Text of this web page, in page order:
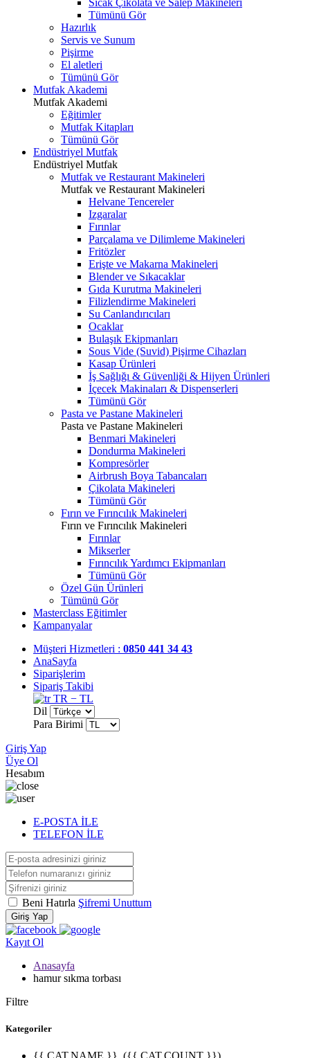
Sıcak Çikolata ve Salep Makineleri
Tümünü Gör
Hazırlık
Servis ve Sunum
Pişirme
El aletleri
Tümünü Gör
Mutfak Akademi
Mutfak Akademi
Eğitimler
Mutfak Kitapları
Tümünü Gör
Endüstriyel Mutfak
Endüstriyel Mutfak
Mutfak ve Restaurant Makineleri
Mutfak ve Restaurant Makineleri
Helvane Tencereler
Izgaralar
Fırınlar
Parçalama ve Dilimleme Makineleri
Fritözler
Erişte ve Makarna Makineleri
Blender ve Sıkacaklar
Gıda Kurutma Makineleri
Filizlendirme Makineleri
Su Canlandırıcıları
Ocaklar
Bulaşık Ekipmanları
Sous Vide (Suvid) Pişirme Cihazları
Kasap Ürünleri
İş Sağlığı & Güvenliği & Hijyen Ürünleri
İçecek Makinaları & Dispenserleri
Tümünü Gör
Pasta ve Pastane Makineleri
Pasta ve Pastane Makineleri
Benmari Makineleri
Dondurma Makineleri
Kompresörler
Airbrush Boya Tabancaları
Çikolata Makineleri
Tümünü Gör
Fırın ve Fırıncılık Makineleri
Fırın ve Fırıncılık Makineleri
Fırınlar
Mikserler
Fırıncılık Yardımcı Ekipmanları
Tümünü Gör
Özel Gün Ürünleri
Tümünü Gör
Masterclass Eğitimler
Kampanyalar
Müşteri Hizmetleri : 0850 441 34 43
AnaSayfa
Siparişlerim
Sipariş Takibi
TR − TL
Dil
Para Birimi
Giriş Yap
Üye Ol
Hesabım
E-POSTA İLE
TELEFON İLE
Beni Hatırla Şifremi Unuttum
Giriş Yap
Kayıt Ol
Anasayfa
hamur sıkma torbası
Filtre
Kategoriler